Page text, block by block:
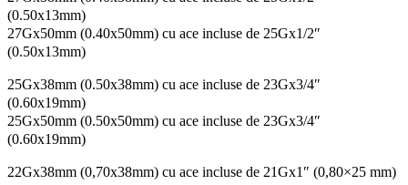
(0.50x13mm)
27Gx50mm (0.40x50mm) cu ace incluse de 25Gx1/2″
(0.50x13mm)
25Gx38mm (0.50x38mm) cu ace incluse de 23Gx3/4″
(0.60x19mm)
25Gx50mm (0.50x50mm) cu ace incluse de 23Gx3/4″
(0.60x19mm)
22Gx38mm (0,70x38mm) cu ace incluse de 21Gx1″ (0,80×25 mm)